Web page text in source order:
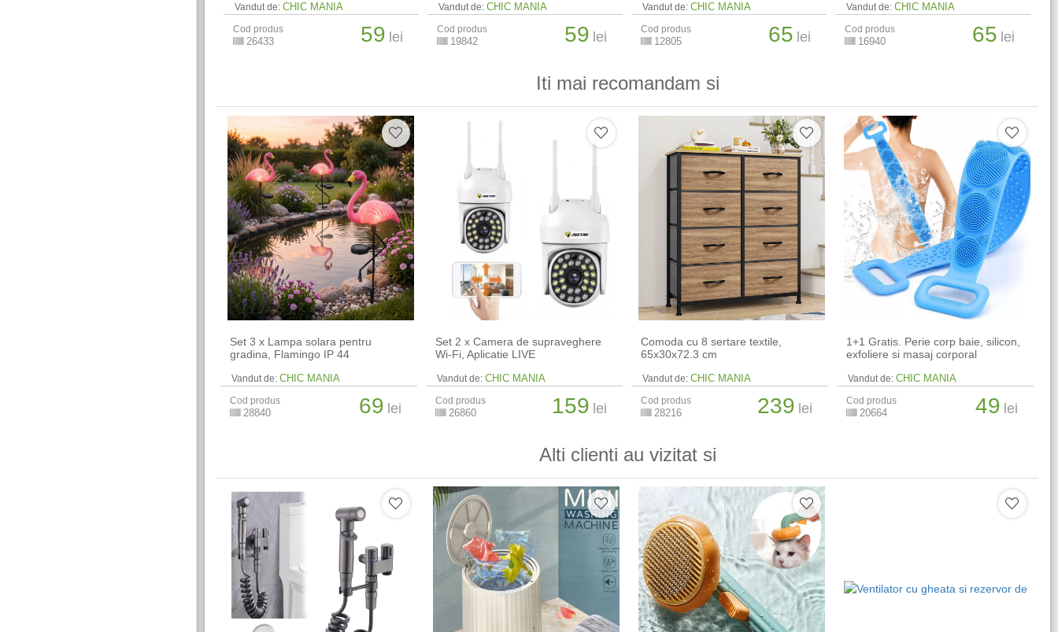
Vandut de: CHIC MANIA
Cod produs
26433 59 lei
Vandut de: CHIC MANIA
Cod produs
19842 59 lei
Vandut de: CHIC MANIA
Cod produs
12805 65 lei
Vandut de: CHIC MANIA
Cod produs
16940 65 lei
Iti mai recomandam si
Set 3 x Lampa solara pentru
gradina, Flamingo IP 44
Vandut de: CHIC MANIA
Cod produs
28840 69 lei
Set 2 x Camera de supraveghere
Wi-Fi, Aplicatie LIVE
Vandut de: CHIC MANIA
Cod produs
26860 159 lei
Comoda cu 8 sertare textile,
65x30x72.3 cm
Vandut de: CHIC MANIA
Cod produs
28216 239 lei
1+1 Gratis. Perie corp baie, silicon,
exfoliere si masaj corporal
Vandut de: CHIC MANIA
Cod produs
20664 49 lei
Alti clienti au vizitat si